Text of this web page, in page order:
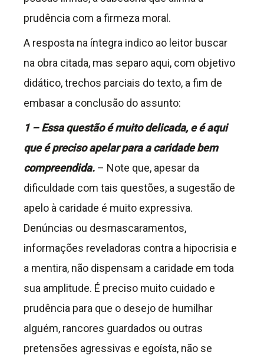
prudência com a firmeza moral.
A resposta na íntegra indico ao leitor buscar
na obra citada, mas separo aqui, com objetivo
didático, trechos parciais do texto, a fim de
embasar a conclusão do assunto:
1 – Essa questão é muito delicada, e é aqui
que é preciso apelar para a caridade bem
compreendida. – Note que, apesar da
dificuldade com tais questões, a sugestão de
apelo à caridade é muito expressiva.
Denúncias ou desmascaramentos,
informações reveladoras contra a hipocrisia e
a mentira, não dispensam a caridade em toda
sua amplitude. É preciso muito cuidado e
prudência para que o desejo de humilhar
alguém, rancores guardados ou outras
pretensões agressivas e egoísta, não se